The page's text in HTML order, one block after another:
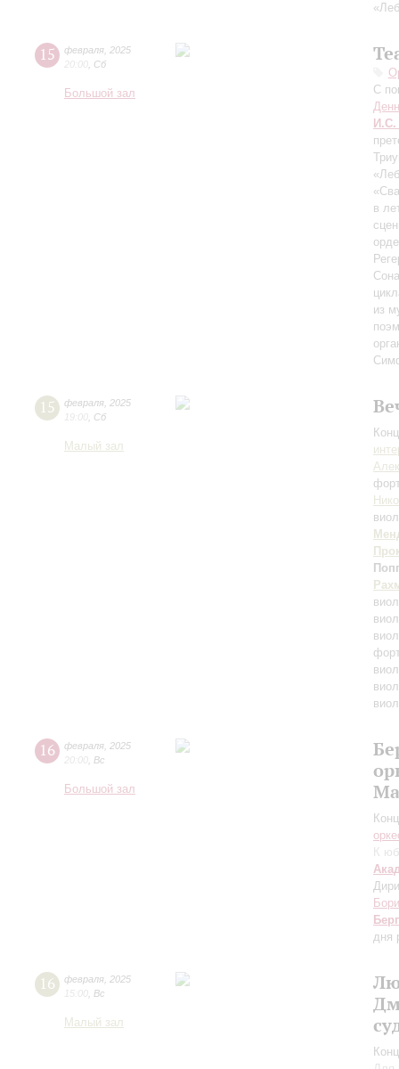
15 февраля 2025
20:00 Сб
Большой зал
С
И.С.
в
из
15 февраля 2025
19:00 Сб
Малый зал
16 февраля 2025
20:00 Вс
Большой зал
К
Берг
дня
16 февраля 2025
15:00 Вс
Малый зал